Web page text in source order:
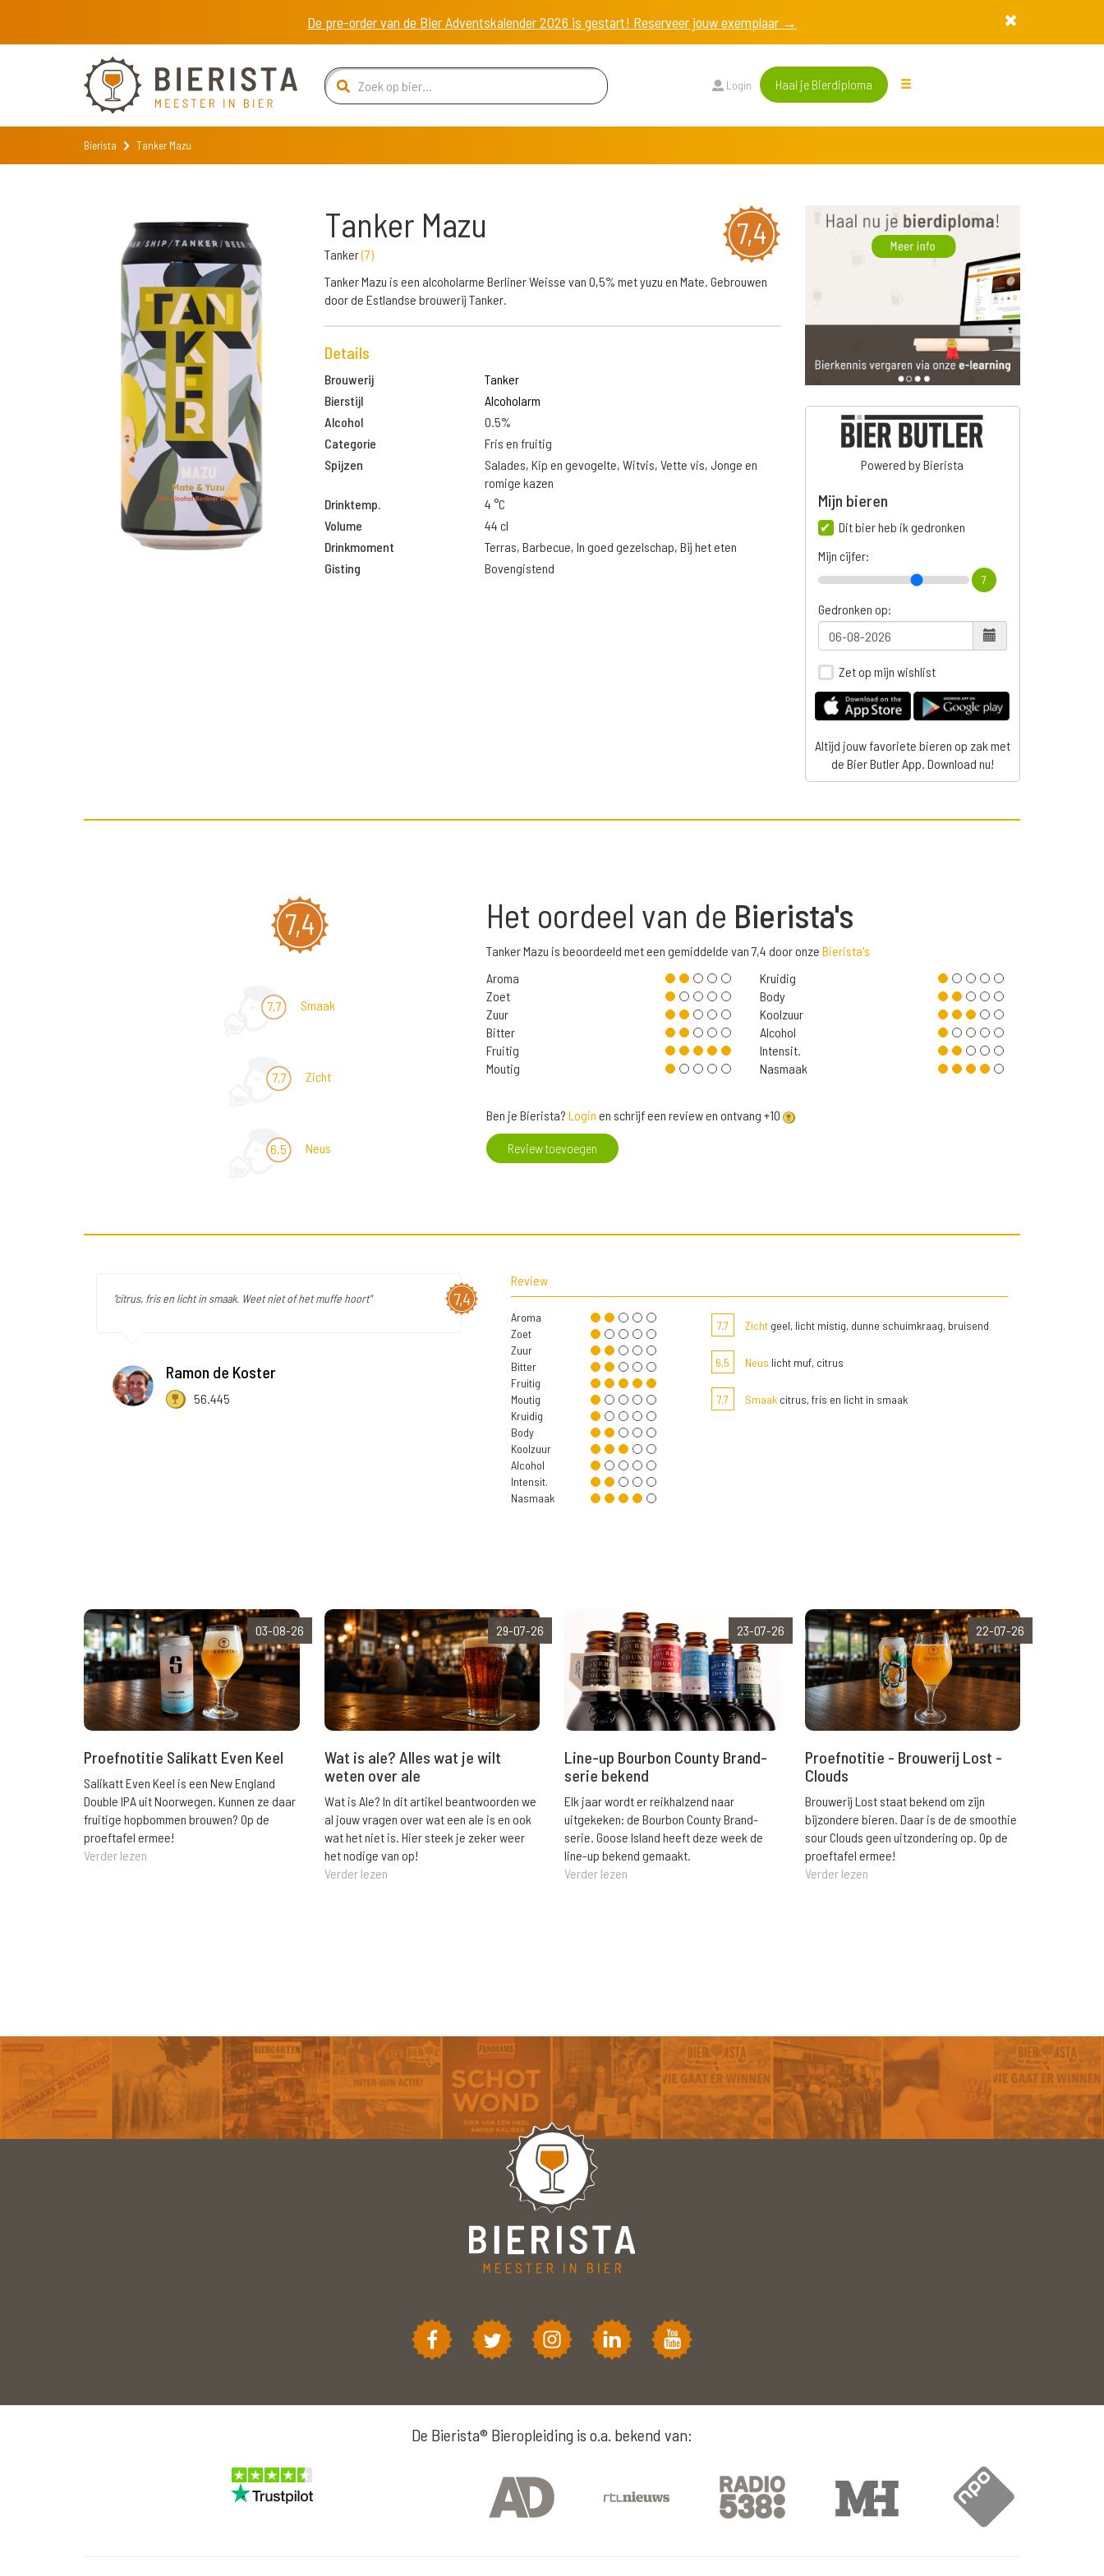
De pre-order van de Bier Adventskalender 2026 is gestart! Reserveer jouw exemplaar →
Login Haal je Bierdiploma
Bierista Tanker Mazu
7,4
Tanker Mazu
Tanker(7)
Tanker Mazu is een alcoholarme Berliner Weisse van 0,5% met yuzu en Mate. Gebrouwen
door de Estlandse brouwerij Tanker.
Details
Brouwerij
Tanker
Bierstijl
Alcoholarm
Alcohol
0.5%
Categorie
Fris en fruitig
Spijzen
Salades, Kip en gevogelte, Witvis, Vette vis, Jonge en
romige kazen
Drinktemp.
4 °C
Volume
44 cl
Drinkmoment
Terras, Barbecue, In goed gezelschap, Bij het eten
Gisting
Bovengistend
Powered by Bierista
Mijn bieren
Dit bier heb ik gedronken
Mijn cijfer:
7
Gedronken op:
Zet op mijn wishlist
Altijd jouw favoriete bieren op zak met
de Bier Butler App. Download nu!
7,4
7,7 Smaak
7,7 Zicht
6,5 Neus
Het oordeel van de Bierista's
Tanker Mazu is beoordeeld met een gemiddelde van 7,4 door onze Bierista's
Aroma
Zoet
Zuur
Bitter
Fruitig
Moutig
Kruidig
Body
Koolzuur
Alcohol
Intensit.
Nasmaak
Ben je Bierista? Login en schrijf een review en ontvang +10
Review toevoegen
7,4
"citrus, fris en licht in smaak. Weet niet of het muffe hoort"
Ramon de Koster
56.445
Review
Aroma
Zoet
Zuur
Bitter
Fruitig
Moutig
Kruidig
Body
Koolzuur
Alcohol
Intensit.
Nasmaak
7,7 Zichtgeel, licht mistig, dunne schuimkraag, bruisend
6,5 Neus licht muf, citrus
7,7 Smaakcitrus, fris en licht in smaak
03-08-26
Proefnotitie Salikatt Even Keel
Salikatt Even Keel is een New England
Double IPA uit Noorwegen. Kunnen ze daar
fruitige hopbommen brouwen? Op de
proeftafel ermee!
Verder lezen
29-07-26
Wat is ale? Alles wat je wilt
weten over ale
Wat is Ale? In dit artikel beantwoorden we
al jouw vragen over wat een ale is en ook
wat het niet is. Hier steek je zeker weer
het nodige van op!
Verder lezen
23-07-26
Line-up Bourbon County Brand-
serie bekend
Elk jaar wordt er reikhalzend naar
uitgekeken: de Bourbon County Brand-
serie. Goose Island heeft deze week de
line-up bekend gemaakt.
Verder lezen
22-07-26
Proefnotitie - Brouwerij Lost -
Clouds
Brouwerij Lost staat bekend om zijn
bijzondere bieren. Daar is de de smoothie
sour Clouds geen uitzondering op. Op de
proeftafel ermee!
Verder lezen
De Bierista® Bieropleiding is o.a. bekend van: